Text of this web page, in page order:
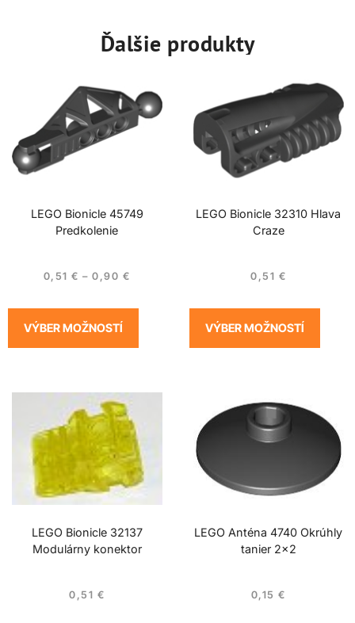
Ďalšie produkty
LEGO Bionicle 45749
Predkolenie
0,51€ – 0,90 €
VÝBER MOŽNOSTÍ
LEGO Bionicle 32310 Hlava
Craze
0,51 €
VÝBER MOŽNOSTÍ
LEGO Bionicle 32137
Modulárny konektor
0,51 €
LEGO Anténa 4740 Okrúhly
tanier 2×2
0,15 €